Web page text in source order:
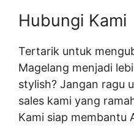
Hubungi Kami
Tertarik untuk
Magelang menjadi
stylish? Jangan ragu
sales kami yang
Kami siap membantu